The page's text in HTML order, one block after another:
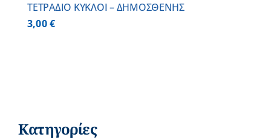
ΤΕΤΡΑΔΙΟ ΚΥΚΛΟΙ – ΔΗΜΟΣΘΕΝΗΣ
3,00€
Κατηγορίες